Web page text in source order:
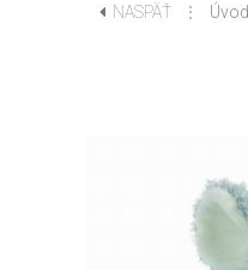
NASPÄŤ ⋮ Úvod